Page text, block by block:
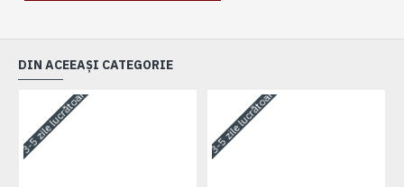
DIN ACEEAȘI CATEGORIE
3-5 zile lucrătoare 3-5 zile lucrătoare